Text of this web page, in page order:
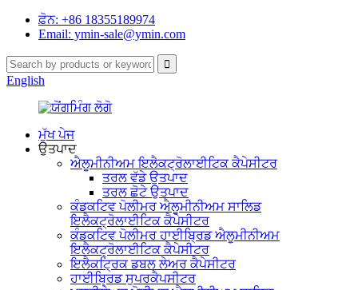
ਫ਼ੋਨ: +86 18355189974
Email: ymin-sale@ymin.com
English
ਮੁੱਖ ਪੇਜ
ਉਤਪਾਦ
ਐਲੂਮੀਨੀਅਮ ਇਲੈਕਟ੍ਰੋਲਾਈਟਿਕ ਕੈਪੇਸੀਟਰ
ਤਰਲ ਵੱਡੇ ਉਤਪਾਦ
ਤਰਲ ਛੋਟੇ ਉਤਪਾਦ
ਕੰਡਕਟਿਵ ਪੋਲੀਮਰ ਐਲੂਮੀਨੀਅਮ ਸਾਲਿਡ
ਇਲੈਕਟ੍ਰੋਲਾਈਟਿਕ ਕੈਪੇਸੀਟਰ
ਕੰਡਕਟਿਵ ਪੋਲੀਮਰ ਹਾਈਬ੍ਰਿਡ ਐਲੂਮੀਨੀਅਮ
ਇਲੈਕਟ੍ਰੋਲਾਈਟਿਕ ਕੈਪੇਸੀਟਰ
ਇਲੈਕਟ੍ਰਿਕ ਡਬਲ ਲੇਅਰ ਕੈਪੇਸੀਟਰ
ਹਾਈਬ੍ਰਿਡ ਸੁਪਰਕੈਪਸੀਟਰ